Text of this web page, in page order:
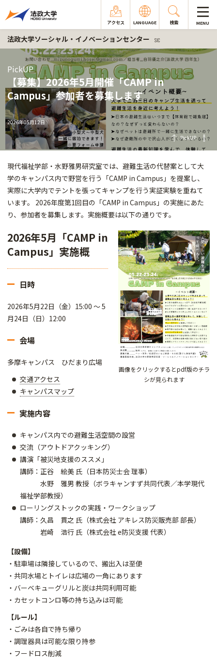
アクセス LANGUAGE 検索 MENU
法政大学ソーシャル・イノベーションセンター SIC
PickUP
【募集】2026年5月開催「CAMP in
Campus」参加者を募集します
2026年05月12日
PickUP
現代福祉学部・水野雅男研究室では、避難生活の代替案として大
学のキャンパス内で野営を行う「CAMP in Campus」を提案し、
実際に大学内でテントを張ってキャンプを行う実証実験を重ねて
います。 2026年度第1回目の「CAMP in Campus」の実施にあた
り、参加者を募集します。実施概要は以下の通りです。
画像をクリックするとpdf版のチラ
シが見られます
2026年5月「CAMP in
Campus」実施概
日時
2026年5月22日（金）15:00 ～ 5
月24日（日）12:00
会場
多摩キャンパス ひだまり広場
交通アクセス
キャンパスマップ
実施内容
キャンパス内での避難生活空間の設営
交流（アウトドアクッキング）
講演「被災地支援のススメ」
講師：正谷 絵美 氏（日本防災士会 理事）
水野 雅男 教授（ボラキャンすず共同代表／本学現代
福祉学部教授）
ローリングストックの実践・ワークショップ
講師：久昌 貫之 氏（株式会社 アキレス防災販売部 部長）
岩崎 浩行 氏（株式会社 e防災支援 代表）
【設備】
・駐車場は隣接しているので、搬出入は至便
・共同水場とトイレは広場の一角にあります
・バーベキューグリルと炭は共同利用可能
・カセットコンロ等の持ち込みは可能
【ルール】
・ごみは各自で持ち帰り
・調理器具は可能な限り持参
・フードロス削減